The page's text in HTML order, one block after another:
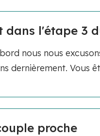
dans l'étape 3
nous nous
dernièrement. Vous
proche